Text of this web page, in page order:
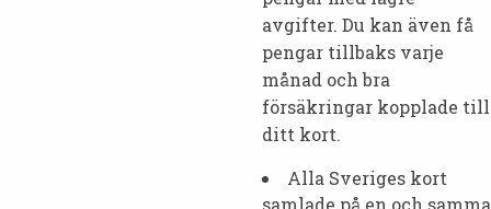
avgifter. Du kan även få
pengar tillbaks varje
månad och bra
försäkringar kopplade till
ditt kort.
Alla Sveriges kort
samlade på en och samma